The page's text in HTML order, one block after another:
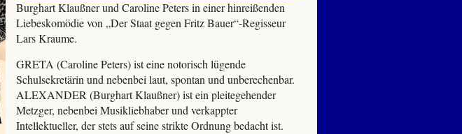
Burghart Klaußner und Caroline Peters in einer hinreißenden
Liebeskomödie von „Der Staat gegen Fritz Bauer“-Regisseur
Lars Kraume.
GRETA (Caroline Peters) ist eine notorisch lügende
Schulsekretärin und nebenbei laut, spontan und unberechenbar.
ALEXANDER (Burghart Klaußner) ist ein pleitegehender
Metzger, nebenbei Musikliebhaber und verkappter
Intellektueller, der stets auf seine strikte Ordnung bedacht ist.